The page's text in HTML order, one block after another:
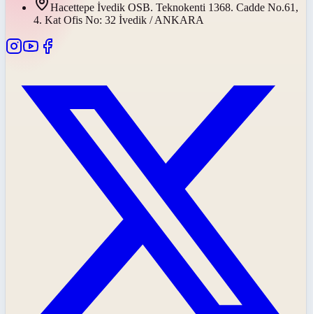
Hacettepe İvedik OSB. Teknokenti 1368. Cadde No.61,
4. Kat Ofis No: 32 İvedik / ANKARA